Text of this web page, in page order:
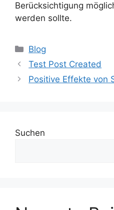
Berücksichtigung
werden sollte.
Blog
Test Post Created
Positive Effekte von
Suchen